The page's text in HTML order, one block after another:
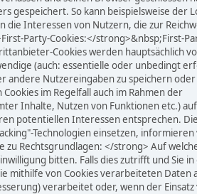
gespeichert. So kann beispielsweise der
Interessen von Nutzern, die zur
Party-Cookies:</strong>&nbsp;First-
Cookies werden hauptsächlich
(auch: essentielle oder unbedingt
andere Nutzereingaben zu speichern
im Regelfall auch im Rahmen der
Inhalte, Nutzen von Funktionen etc.)
potentiellen Interessen entsprechen.
Technologien einsetzen, informieren
zu Rechtsgrundlagen: </strong> Auf
bitten. Falls dies zutrifft und Sie in
mithilfe von Cookies verarbeiteten Daten
verarbeitet oder, wenn der Einsatz